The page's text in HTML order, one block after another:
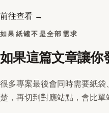
前往查看 →
如果紙罐不是全部需求
如果這篇文章讓你
很多專案最後會同時需要紙
楚，再切到對應站點，會比單